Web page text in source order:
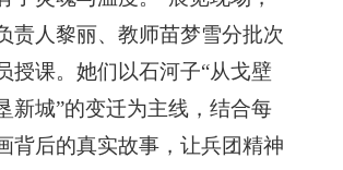
责人黎丽、教师苗梦雪分批次
授课。她们以石河子“从戈壁
新城”的变迁为主线，结合每
背后的真实故事，让兵团精神